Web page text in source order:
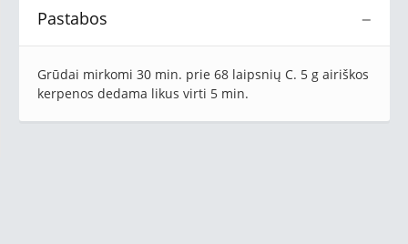
−
Pastabos
Grūdai mirkomi 30 min. prie 68 laipsnių C. 5 g airiškos
kerpenos dedama likus virti 5 min.